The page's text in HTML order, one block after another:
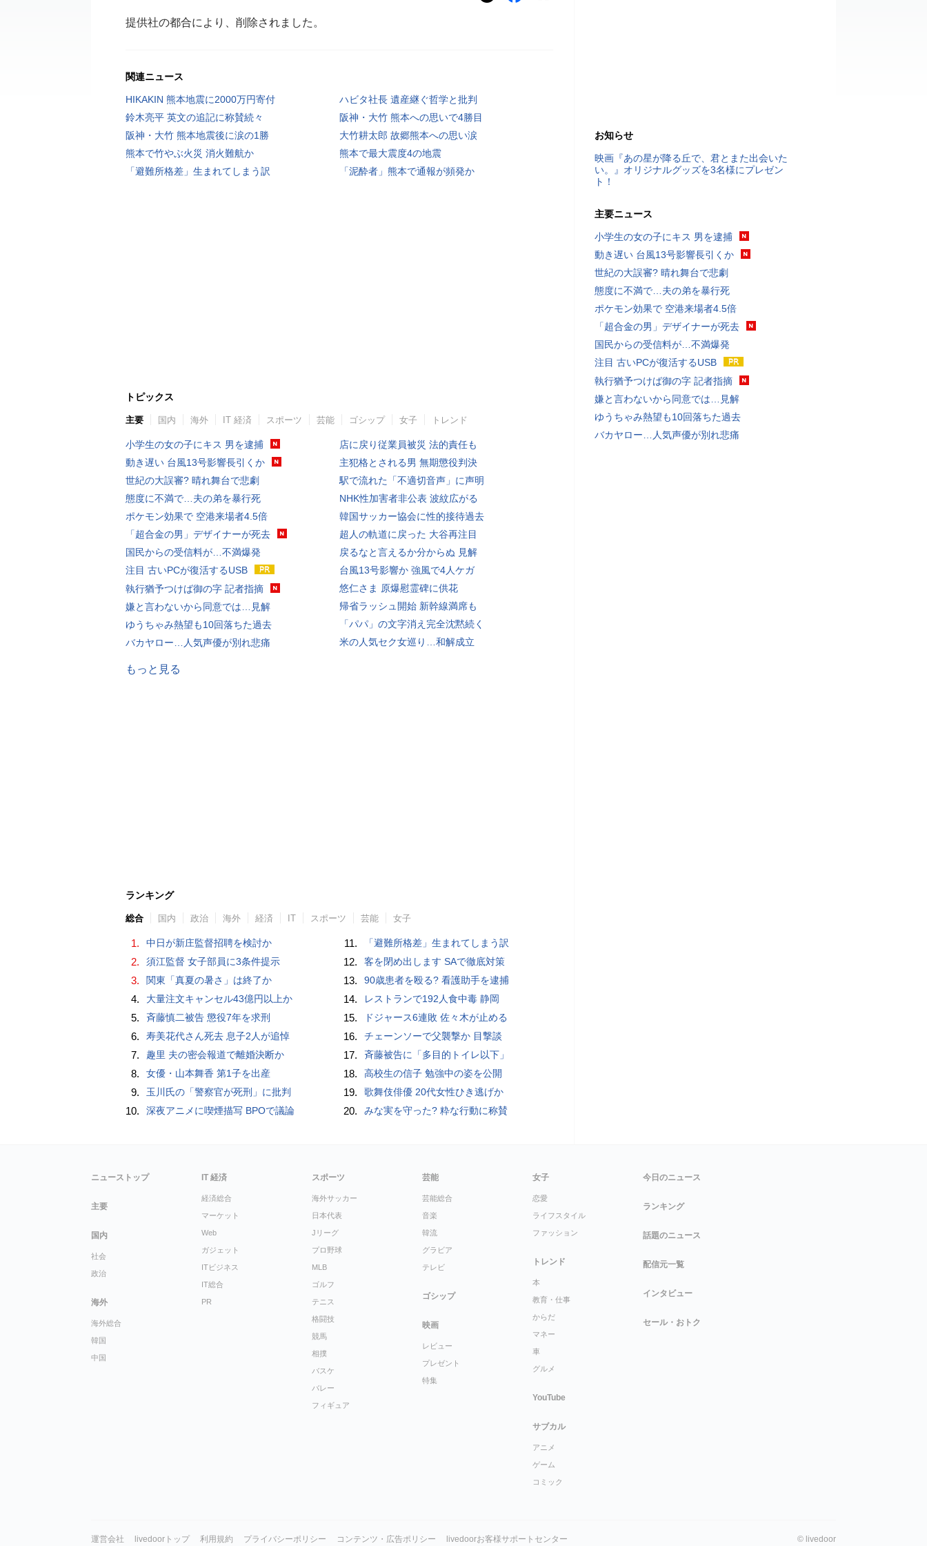
提供社の都合により、削除されました。
関連ニュース
HIKAKIN 熊本地震に2000万円寄付
ハビタ社長 遺産継ぐ哲学と批判
鈴木亮平 英文の追記に称賛続々
阪神・大竹 熊本への思いで4勝目
阪神・大竹 熊本地震後に涙の1勝
大竹耕太郎 故郷熊本への思い涙
熊本で竹やぶ火災 消火難航か
熊本で最大震度4の地震
「避難所格差」生まれてしまう訳
「泥酔者」熊本で通報が頻発か
トピックス
主要 国内 海外 IT 経済 スポーツ 芸能 ゴシップ 女子 トレンド
小学生の女の子にキス 男を逮捕
動き遅い 台風13号影響長引くか
世紀の大誤審? 晴れ舞台で悲劇
態度に不満で…夫の弟を暴行死
ポケモン効果で 空港来場者4.5倍
「超合金の男」デザイナーが死去
国民からの受信料が…不満爆発
注目 古いPCが復活するUSB
執行猶予つけば御の字 記者指摘
嫌と言わないから同意では…見解
ゆうちゃみ熱望も10回落ちた過去
バカヤロー…人気声優が別れ悲痛
店に戻り従業員被災 法的責任も
主犯格とされる男 無期懲役判決
駅で流れた「不適切音声」に声明
NHK性加害者非公表 波紋広がる
韓国サッカー協会に性的接待過去
超人の軌道に戻った 大谷再注目
戻るなと言えるか分からぬ 見解
台風13号影響か 強風で4人ケガ
悠仁さま 原爆慰霊碑に供花
帰省ラッシュ開始 新幹線満席も
「パパ」の文字消え完全沈黙続く
米の人気セク女巡り…和解成立
もっと見る
ランキング
総合 国内 政治 海外 経済 IT スポーツ 芸能 女子
1. 中日が新庄監督招聘を検討か
2. 須江監督 女子部員に3条件提示
3. 関東「真夏の暑さ」は終了か
4. 大量注文キャンセル43億円以上か
5. 斉藤慎二被告 懲役7年を求刑
6. 寿美花代さん死去 息子2人が追悼
7. 趣里 夫の密会報道で離婚決断か
8. 女優・山本舞香 第1子を出産
9. 玉川氏の「警察官が死刑」に批判
10. 深夜アニメに喫煙描写 BPOで議論
11. 「避難所格差」生まれてしまう訳
12. 客を閉め出します SAで徹底対策
13. 90歳患者を殴る? 看護助手を逮捕
14. レストランで192人食中毒 静岡
15. ドジャース6連敗 佐々木が止める
16. チェーンソーで父襲撃か 目撃談
17. 斉藤被告に「多目的トイレ以下」
18. 高校生の信子 勉強中の姿を公開
19. 歌舞伎俳優 20代女性ひき逃げか
20. みな実を守った? 粋な行動に称賛
お知らせ
映画『あの星が降る丘で、君とまた出会いた
い。』オリジナルグッズを3名様にプレゼン
ト！
主要ニュース
小学生の女の子にキス 男を逮捕
動き遅い 台風13号影響長引くか
世紀の大誤審? 晴れ舞台で悲劇
態度に不満で…夫の弟を暴行死
ポケモン効果で 空港来場者4.5倍
「超合金の男」デザイナーが死去
国民からの受信料が…不満爆発
注目 古いPCが復活するUSB
執行猶予つけば御の字 記者指摘
嫌と言わないから同意では…見解
ゆうちゃみ熱望も10回落ちた過去
バカヤロー…人気声優が別れ悲痛
ニューストップ
主要
国内
社会
政治
海外
海外総合
韓国
中国
IT 経済
経済総合
マーケット
Web
ガジェット
ITビジネス
IT総合
PR
スポーツ
海外サッカー
日本代表
Jリーグ
プロ野球
MLB
ゴルフ
テニス
格闘技
競馬
相撲
バスケ
バレー
フィギュア
芸能
芸能総合
音楽
韓流
グラビア
テレビ
ゴシップ
映画
レビュー
プレゼント
特集
女子
恋愛
ライフスタイル
ファッション
トレンド
本
教育・仕事
からだ
マネー
車
グルメ
YouTube
サブカル
アニメ
ゲーム
コミック
今日のニュース
ランキング
話題のニュース
配信元一覧
インタビュー
セール・おトク
運営会社 livedoorトップ 利用規約 プライバシーポリシー コンテンツ・広告ポリシー livedoorお客様サポートセンター © livedoor